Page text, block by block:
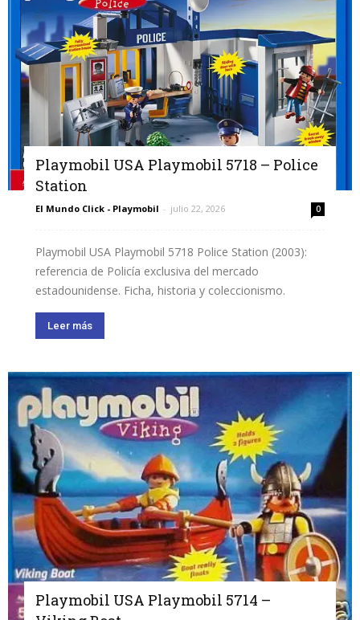
Playmobil USA Playmobil 5718 – Police
Station
El Mundo Click - Playmobil - julio 22, 2026 0
Playmobil USA Playmobil 5718 Police Station (2003):
referencia de Policía exclusiva del mercado
estadounidense. Ficha, historia y coleccionismo.
Leer más
Playmobil USA Playmobil 5714 –